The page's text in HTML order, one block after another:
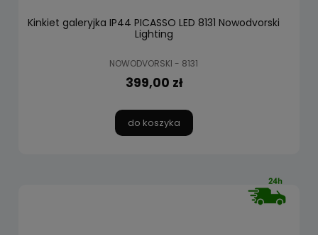
Kinkiet galeryjka IP44 PICASSO LED 8131 Nowodvorski
Lighting
NOWODVORSKI - 8131
399,00 zł
do koszyka